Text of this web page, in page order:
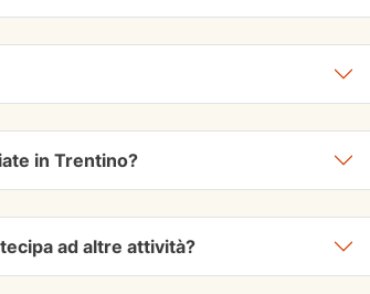
in Trentino?
ad altre attività?